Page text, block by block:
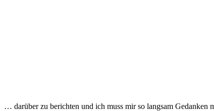
… darüber zu berichten und ich muss mir so langsam Gedanken